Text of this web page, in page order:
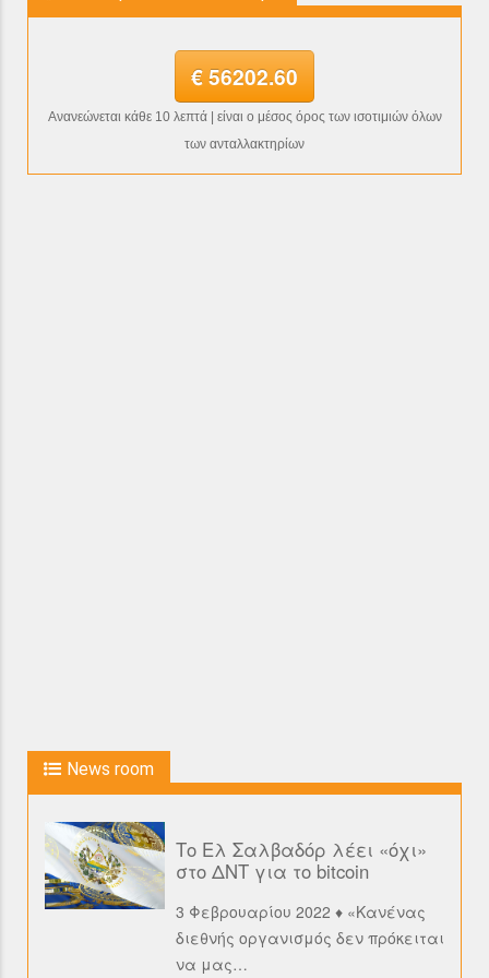
€ 56202.60
Ανανεώνεται κάθε 10 λεπτά | είναι ο μέσος όρος των ισοτιμιών όλων
των ανταλλακτηρίων
News room
Το Ελ Σαλβαδόρ λέει «όχι»
στο ΔΝΤ για το bitcoin
3 Φεβρουαρίου 2022 ♦ «Κανένας
διεθνής οργανισμός δεν πρόκειται
να μας…